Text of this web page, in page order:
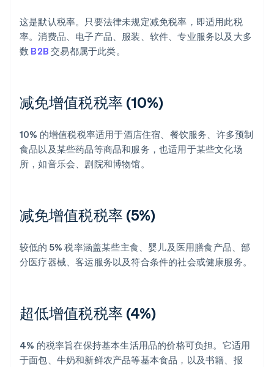
这是默认税率。只要法律未规定减免税率，即适用此税
率。消费品、电子产品、服装、软件、专业服务以及大多
数 B2B 交易都属于此类。
减免增值税税率 (10%)
10% 的增值税税率适用于酒店住宿、餐饮服务、许多预制
食品以及某些药品等商品和服务，也适用于某些文化场
所，如音乐会、剧院和博物馆。
减免增值税税率 (5%)
较低的 5% 税率涵盖某些主食、婴儿及医用膳食产品、部
分医疗器械、客运服务以及符合条件的社会或健康服务。
超低增值税税率 (4%)
4% 的税率旨在保持基本生活用品的价格可负担。它适用
于面包、牛奶和新鲜农产品等基本食品，以及书籍、报